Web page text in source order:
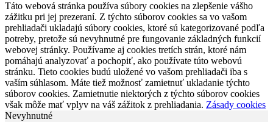
Táto webová stránka používa súbory cookies na zlepšenie vášho
zážitku pri jej prezeraní. Z týchto súborov cookies sa vo vašom
prehliadači ukladajú súbory cookies, ktoré sú kategorizované podľa
potreby, pretože sú nevyhnutné pre fungovanie základných funkcií
webovej stránky. Používame aj cookies tretích strán, ktoré nám
pomáhajú analyzovať a pochopiť, ako používate túto webovú
stránku. Tieto cookies budú uložené vo vašom prehliadači iba s
vaším súhlasom. Máte tiež možnosť zamietnuť ukladanie týchto
súborov cookies. Zamietnutie niektorých z týchto súborov cookies
však môže mať vplyv na váš zážitok z prehliadania. Zásady cookies
Nevyhnutné